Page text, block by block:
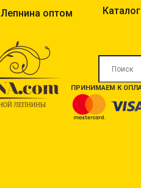
Лепнина оптом
ПРИНИМАЕМ К